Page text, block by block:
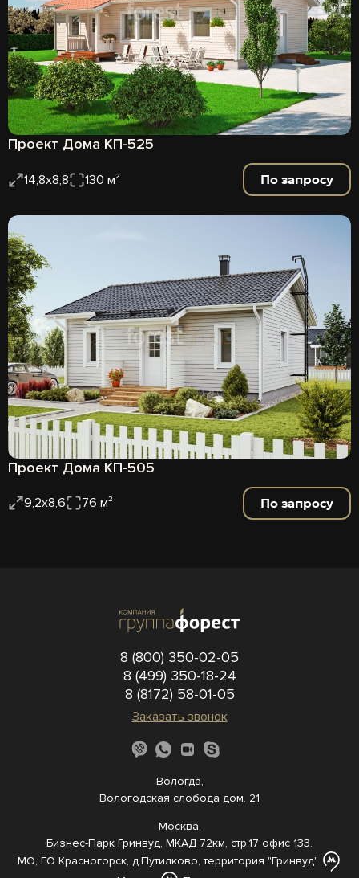
Проект Дома КП-525
14,8х8,8 130 м² По запросу
Проект Дома КП-505
9,2х8,6 76 м² По запросу
8 (800) 350-02-05
8 (499) 350-18-24
8 (8172) 58-01-05
Заказать звонок
Вологда,
Вологодская слобода дом. 21
Москва,
Бизнес-Парк Гринвуд, МКАД 72км, стр.17 офис 133.
МО, ГО Красногорск, д.Путилково, территория "Гринвуд"